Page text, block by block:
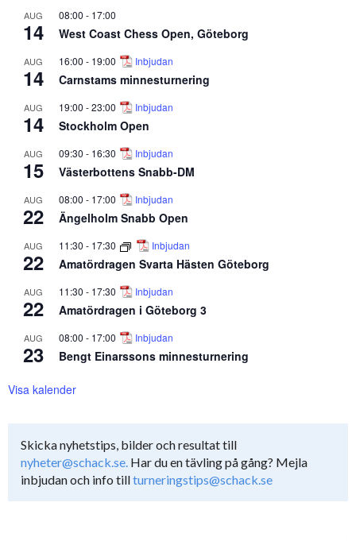
AUG
14
08:00 - 17:00
West Coast Chess Open, Göteborg
AUG
14
16:00 - 19:00 Inbjudan
Carnstams minnesturnering
AUG
14
19:00 -23:00 Inbjudan
Stockholm Open
AUG
15
09:30 - 16:30 Inbjudan
Västerbottens Snabb-DM
AUG
22
08:00 - 17:00 Inbjudan
Ängelholm Snabb Open
AUG
22
11:30 - 17:30 Inbjudan
Amatördragen Svarta Hästen Göteborg
AUG
22
11:30 - 17:30 Inbjudan
Amatördragen i Göteborg 3
AUG
23
08:00 - 17:00 Inbjudan
Bengt Einarssons minnesturnering
Visa kalender
Skicka nyhetstips, bilder och resultat till
nyheter@schack.se. Har du en tävling på gång? Mejla
inbjudan och info tillturneringstips@schack.se